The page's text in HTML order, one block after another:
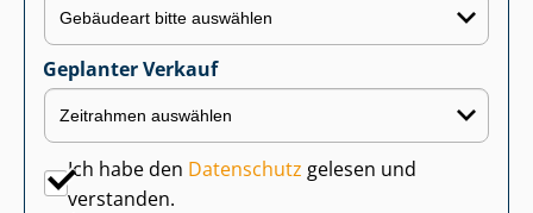
Geplanter Verkauf
Ich habe den Datenschutz gelesen und
verstanden.